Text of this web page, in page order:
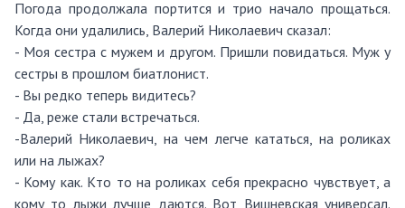
Погода продолжала портится и трио начало прощаться.
Когда они удалились, Валерий Николаевич сказал:
- Моя сестра с мужем и другом. Пришли повидаться. Муж у
сестры в прошлом биатлонист.
- Вы редко теперь видитесь?
- Да, реже стали встречаться.
-Валерий Николаевич, на чем легче кататься, на роликах
или на лыжах?
- Кому как. Кто то на роликах себя прекрасно чувствует, а
кому то лыжи лучше даются. Вот Вишневская универсал.